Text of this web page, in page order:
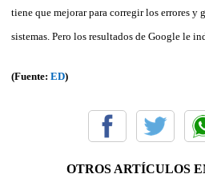
tiene que mejorar para corregir los errores y
sistemas. Pero los resultados de Google le
(Fuente: ED)
OTROS ARTÍCULOS